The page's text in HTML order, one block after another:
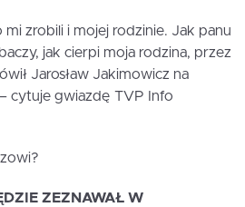
mi zrobili i mojej rodzinie. Jak panu
jak cierpi moja rodzina, przez
Jarosław Jakimowicz na
cytuje gwiazdę TVP Info
ZEZNAWAŁ W